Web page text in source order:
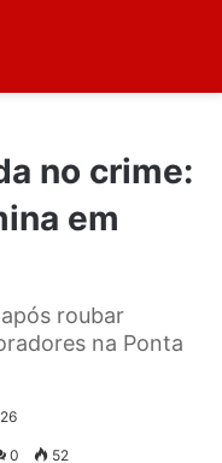
no crime:
em
roubar
na Ponta
0 52